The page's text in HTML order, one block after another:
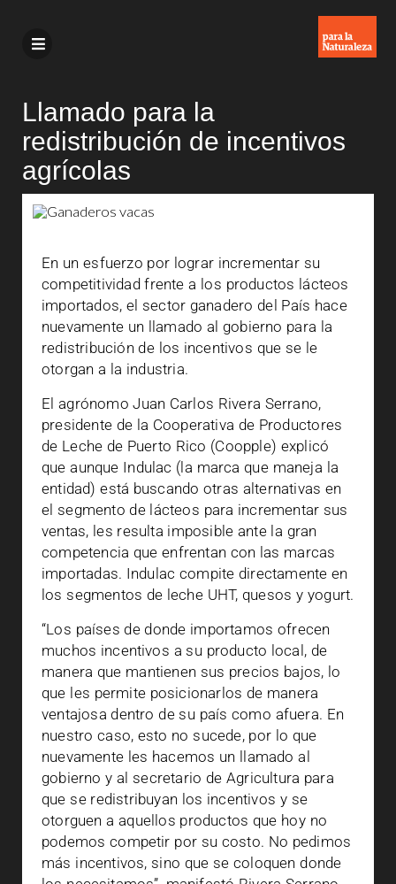
Llamado para la
redistribución de incentivos
agrícolas
En un esfuerzo por lograr incrementar su
competitividad frente a los productos lácteos
importados, el sector ganadero del País hace
nuevamente un llamado al gobierno para la
redistribución de los incentivos que se le
otorgan a la industria.
El agrónomo Juan Carlos Rivera Serrano,
presidente de la Cooperativa de Productores
de Leche de Puerto Rico (Coopple) explicó
que aunque Indulac (la marca que maneja la
entidad) está buscando otras alternativas en
el segmento de lácteos para incrementar sus
ventas, les resulta imposible ante la gran
competencia que enfrentan con las marcas
importadas. Indulac compite directamente en
los segmentos de leche UHT, quesos y yogurt.
“Los países de donde importamos ofrecen
muchos incentivos a su producto local, de
manera que mantienen sus precios bajos, lo
que les permite posicionarlos de manera
ventajosa dentro de su país como afuera. En
nuestro caso, esto no sucede, por lo que
nuevamente les hacemos un llamado al
gobierno y al secretario de Agricultura para
que se redistribuyan los incentivos y se
otorguen a aquellos productos que hoy no
podemos competir por su costo. No pedimos
más incentivos, sino que se coloquen donde